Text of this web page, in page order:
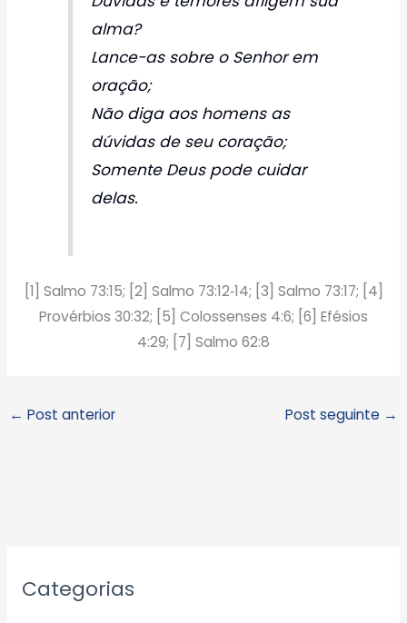
alma?
Lance-as sobre o Senhor em
oração;
Não diga aos homens as
dúvidas de seu coração;
Somente Deus pode cuidar
delas.
[1] Salmo 73:15; [2] Salmo 73:12‑14; [3] Salmo 73:17; [4]
Provérbios 30:32; [5] Colossenses 4:6; [6] Efésios
4:29; [7] Salmo 62:8
← Post anterior Post seguinte →
Categorias
r